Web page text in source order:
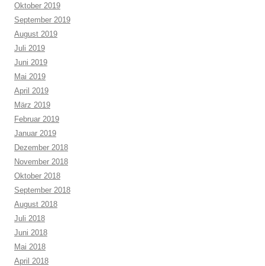
Oktober 2019
September 2019
August 2019
Juli 2019
Juni 2019
Mai 2019
April 2019
März 2019
Februar 2019
Januar 2019
Dezember 2018
November 2018
Oktober 2018
September 2018
August 2018
Juli 2018
Juni 2018
Mai 2018
April 2018